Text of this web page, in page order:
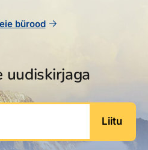
bürood
uudiskirjaga
Liitu